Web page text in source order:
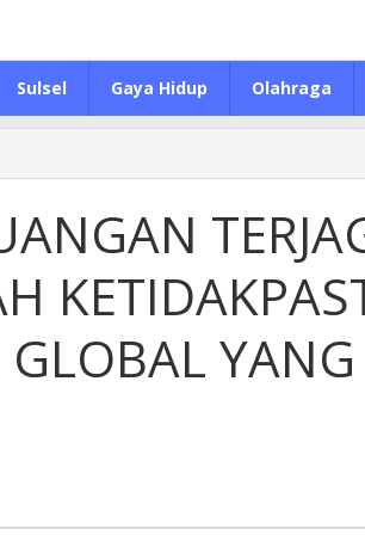
Sulsel Gaya Hidup Olahraga